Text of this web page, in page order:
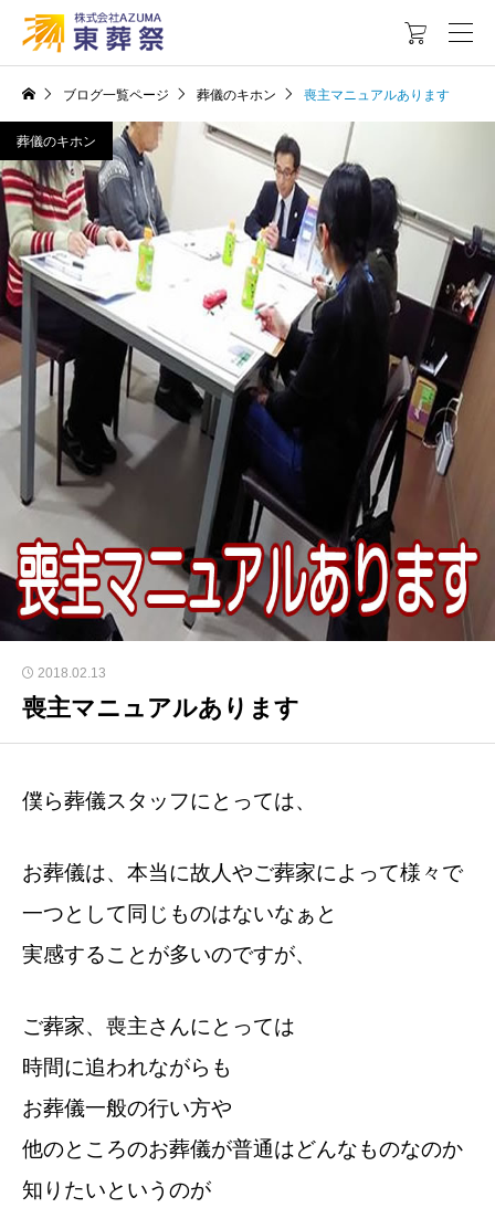

ブログ一覧ページ 葬儀のキホン 喪主マニュアルあります
葬儀のキホン
2018.02.13
喪主マニュアルあります
僕ら葬儀スタッフにとっては、
お葬儀は、本当に故人やご葬家によって様々で
一つとして同じものはないなぁと
実感することが多いのですが、
ご葬家、喪主さんにとっては
時間に追われながらも
お葬儀一般の行い方や
他のところのお葬儀が普通はどんなものなのか
知りたいというのが